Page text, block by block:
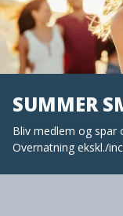
SUMMER
Bliv medlem og spar
Overnatning ekskl./